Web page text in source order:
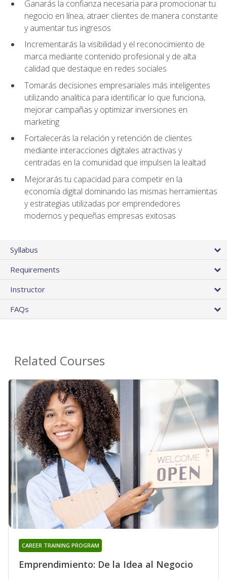
Ganarás la confianza necesaria para promocionar tu
negocio en línea, atraer clientes de manera constante
y aumentar tus ingresos
Incrementarás la visibilidad y el reconocimiento de
marca mediante contenido profesional y de alta
calidad que destaque en redes sociales
Tomarás decisiones empresariales más inteligentes
utilizando analítica para identificar lo que funciona,
mejorar campañas y optimizar inversiones en
marketing
Fortalecerás la relación y retención de clientes
mediante interacciones digitales atractivas y
centradas en la comunidad que impulsen la lealtad
Mejorarás tu capacidad para competir en la
economía digital dominando las mismas herramientas
y estrategias utilizadas por emprendedores
modernos y pequeñas empresas exitosas
Syllabus
Requirements
Instructor
FAQs
Related Courses
Emprendimiento: De la Idea al Negocio
CAREER TRAINING PROGRAM